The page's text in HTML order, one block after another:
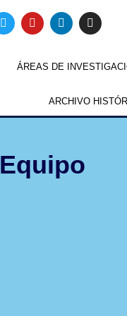
ÁREAS DE
ARCHIVO
Equipo